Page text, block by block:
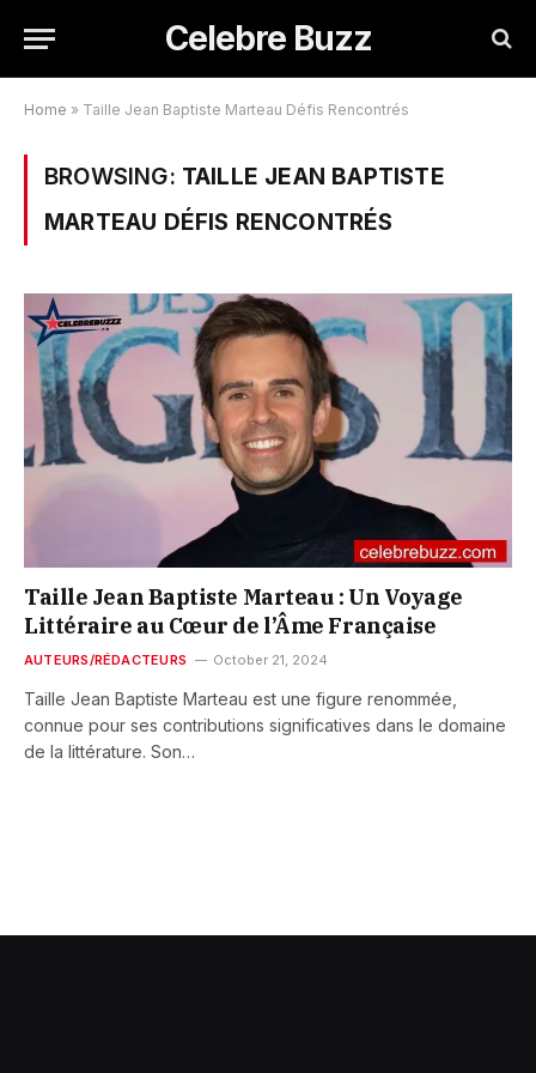
Celebre Buzz
Home » Taille Jean Baptiste Marteau Défis Rencontrés
BROWSING: TAILLE JEAN BAPTISTE
MARTEAU DÉFIS RENCONTRÉS
Taille Jean Baptiste Marteau : Un Voyage
Littéraire au Cœur de l’Âme Française
AUTEURS/RÉDACTEURS October 21, 2024
Taille Jean Baptiste Marteau est une figure renommée,
connue pour ses contributions significatives dans le domaine
de la littérature. Son…